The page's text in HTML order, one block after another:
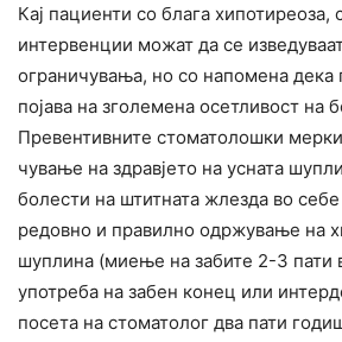
Кај пациенти со блага хипотиреоза,
интервенции можат да се
ограничувања, но со напомена
појава на зголемена осетливост на
Превентивните стоматолошки
чување на здравјето на усната
болести на штитната жлезда во себе
редовно и правилно одржување на
шуплина (миење на забите 2-3 пати
употреба на забен конец или
посета на стоматолог два пати